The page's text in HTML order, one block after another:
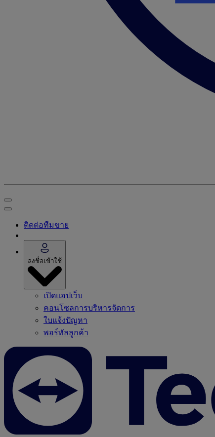
ติดต่อทีมขาย
ลงชื่อเข้าใช้
เปิดแอปเว็บ
คอนโซลการบริหารจัดการ
ใบแจ้งปัญหา
พอร์ทัลลูกค้า